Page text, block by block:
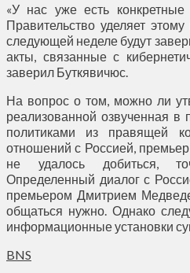
«У нас уже есть конкретные
Правительство уделяет
следующей неделе будут
акты, связанные с
заверил Буткявичюс.
На вопрос о том, можно ли
реализованной озвученная
политиками из правящей
отношений с Россией, премьер
не удалось добиться,
Определенный диалог с
премьером Дмитрием
общаться нужно. Однако
информационные установки
BNS